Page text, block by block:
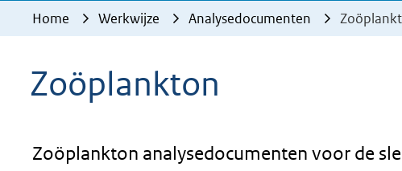
deze
website
toegestaan
Home Werkwijze Analysedocumenten
Zoöplankton
Zoöplankton analysedocumenten voor de